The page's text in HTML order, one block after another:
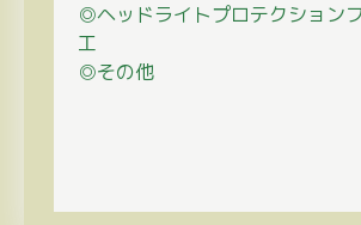
◎ヘッドライトプロテクション
工
◎その他